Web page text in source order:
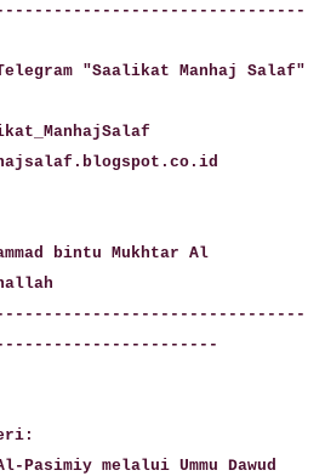
"Saalikat Manhaj Salaf"
bintu Mukhtar Al
Pasimiy melalui Ummu Dawud